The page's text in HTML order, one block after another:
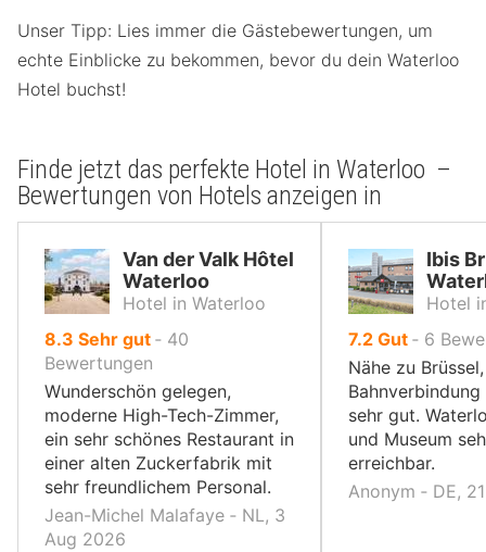
Unser Tipp: Lies immer die Gästebewertungen, um
echte Einblicke zu bekommen, bevor du dein Waterloo
Hotel buchst!
Finde jetzt das perfekte Hotel in Waterloo –
Bewertungen von Hotels anzeigen in
Van der Valk Hôtel
Waterloo
Hotel in Waterloo
8.3 von
10,
Sehr gut ‐ 40
Bewertungen
Wunderschön gelegen,
moderne High-Tech-Zimmer,
ein sehr schönes Restaurant in
einer alten Zuckerfabrik mit
sehr freundlichem Personal.
Jean-Michel Malafaye ‐ NL, 3
Aug 2026
Ibis
Hotel
7.2 von
10,
Gut ‐ 6
Nähe zu Brüssel,
sehr gut.
und Museum
erreichbar.
Anonym ‐ DE,